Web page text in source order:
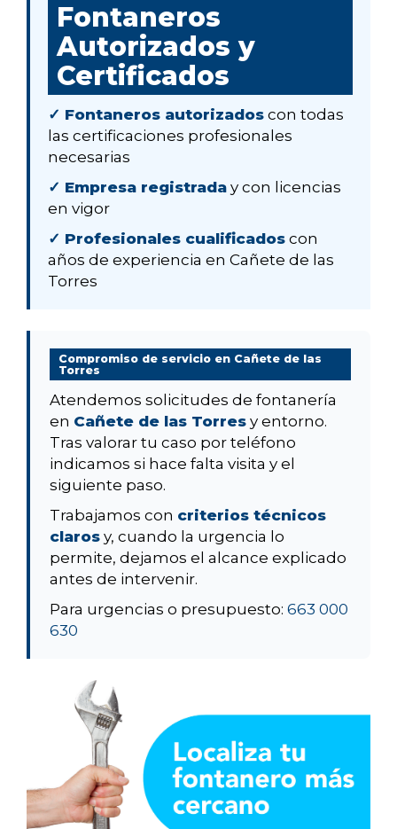
Fontaneros
Autorizados y
Certificados
✓ Fontaneros autorizados con todas
las certificaciones profesionales
necesarias
✓ Empresa registrada y con licencias
en vigor
✓ Profesionales cualificados con
años de experiencia en Cañete de las
Torres
Compromiso de servicio en Cañete de las
Torres
Atendemos solicitudes de fontanería
en Cañete de las Torres y entorno.
Tras valorar tu caso por teléfono
indicamos si hace falta visita y el
siguiente paso.
Trabajamos con criterios técnicos
claros y, cuando la urgencia lo
permite, dejamos el alcance explicado
antes de intervenir.
Para urgencias o presupuesto: 663 000
630